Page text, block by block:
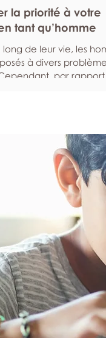
la priorité à votre
tant qu’homme
long de leur vie, les
à divers
par rapport
les hommes à
à leur santé et à leur
des examens de
réguliers Les bilans
de dépistage
un éventuel